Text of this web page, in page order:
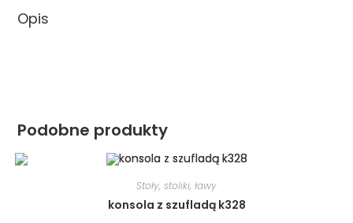
Opis
Podobne produkty
Stoły, stoliki, ławy
konsola z szufladą k328